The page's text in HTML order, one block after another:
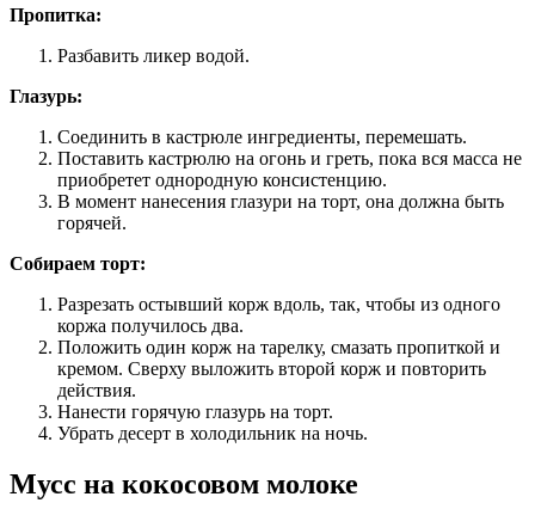
Пропитка:
Разбавить ликер водой.
Глазурь:
Соединить в кастрюле ингредиенты, перемешать.
Поставить кастрюлю на огонь и греть, пока вся масса не
приобретет однородную консистенцию.
В момент нанесения глазури на торт, она должна быть
горячей.
Собираем торт:
Разрезать остывший корж вдоль, так, чтобы из одного
коржа получилось два.
Положить один корж на тарелку, смазать пропиткой и
кремом. Сверху выложить второй корж и повторить
действия.
Нанести горячую глазурь на торт.
Убрать десерт в холодильник на ночь.
Мусс на кокосовом молоке